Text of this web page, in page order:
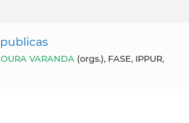
VARANDA (orgs.), FASE, IPPUR,